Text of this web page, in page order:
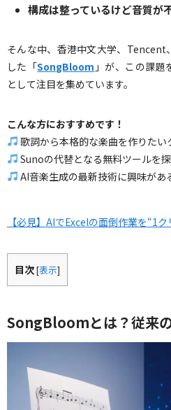
構成は整っているけど音質が
そんな中、香港中文大学、Tencent
した「SongBloom 」が、この課題
として注目を集めています。
こんな方におすすめです！
歌詞から本格的な楽曲を作りたい
Sunoの代替となる無料ツールを
AI音楽生成の最新技術に興味があ
【必見】AIでExcelの面倒作業を“1
目次[表示]
SongBloomとは？従来